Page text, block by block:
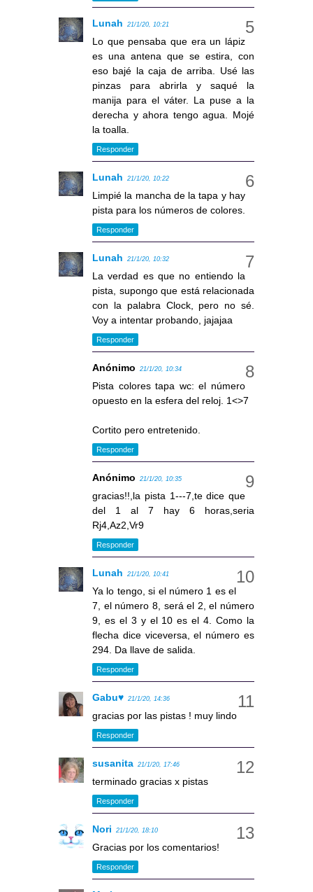
Lunah 21/1/20, 10:21
Lo que pensaba que era un lápiz
es una antena que se estira, con
eso bajé la caja de arriba. Usé las
pinzas para abrirla y saqué la
manija para el váter. La puse a la
derecha y ahora tengo agua. Mojé
la toalla.
Responder
Lunah 21/1/20, 10:22
Limpié la mancha de la tapa y hay
pista para los números de colores.
Responder
Lunah 21/1/20, 10:32
La verdad es que no entiendo la
pista, supongo que está relacionada
con la palabra Clock, pero no sé.
Voy a intentar probando, jajajaa
Responder
Anónimo 21/1/20, 10:34
Pista colores tapa wc: el número
opuesto en la esfera del reloj. 1<>7
Cortito pero entretenido.
Responder
Anónimo 21/1/20, 10:35
gracias!!,la pista 1---7,te dice que
del 1 al 7 hay 6 horas,seria
Rj4,Az2,Vr9
Responder
Lunah 21/1/20, 10:41
Ya lo tengo, si el número 1 es el
7, el número 8, será el 2, el número
9, es el 3 y el 10 es el 4. Como la
flecha dice viceversa, el número es
294. Da llave de salida.
Responder
Gabu♥ 21/1/20, 14:36
gracias por las pistas ! muy lindo
Responder
susanita 21/1/20, 17:46
terminado gracias x pistas
Responder
Nori 21/1/20, 18:10
Gracias por los comentarios!
Responder